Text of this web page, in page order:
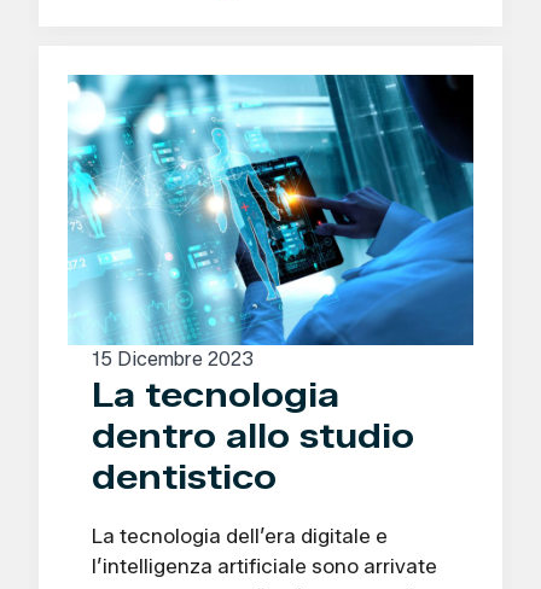
15 Dicembre 2023
La tecnologia
dentro allo studio
dentistico
La tecnologia dell’era digitale e
l’intelligenza artificiale sono arrivate